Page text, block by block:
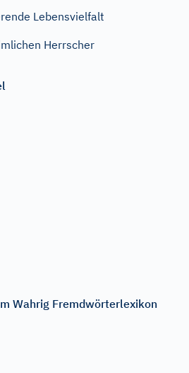
Lebensvielfalt
Herrscher
Wahrig Fremdwörterlexikon